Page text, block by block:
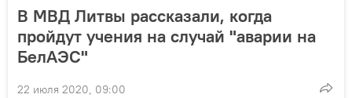
В МВД Литвы рассказали, когда
пройдут учения на случай "аварии на
БелАЭС"
22 июля 2020, 09:00